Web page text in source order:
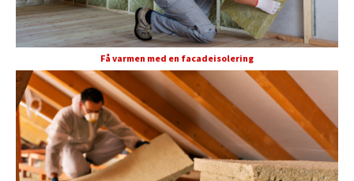
Få varmen med en facadeisolering